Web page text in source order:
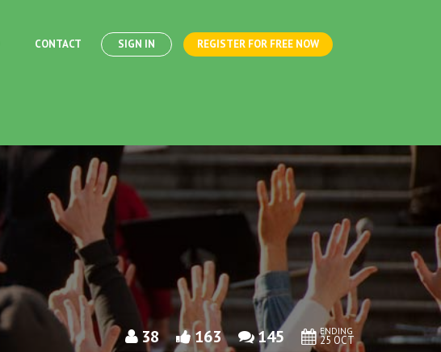
CONTACT SIGN IN REGISTER FOR FREE NOW
38 163 145 ENDING
25 OCT